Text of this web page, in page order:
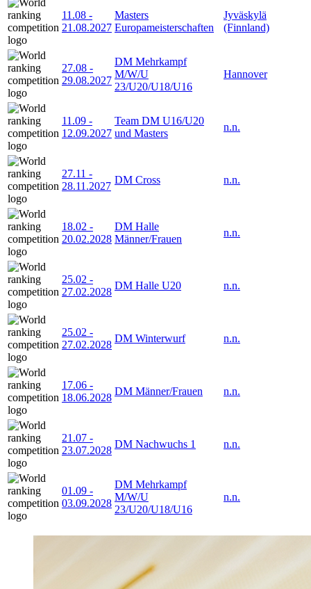
11.08 -
21.08.2027
Masters
Europameisterschaften
Jyväskylä
(Finnland)
27.08 -
29.08.2027
DM Mehrkampf
M/W/U
23/U20/U18/U16
Hannover
11.09 -
12.09.2027
Team DM U16/U20
und Masters
n.n.
27.11 -
28.11.2027
DM Cross n.n.
18.02 -
20.02.2028
DM Halle
Männer/Frauen
n.n.
25.02 -
27.02.2028
DM Halle U20 n.n.
25.02 -
27.02.2028
DM Winterwurf n.n.
17.06 -
18.06.2028
DM Männer/Frauen n.n.
21.07 -
23.07.2028
DM Nachwuchs 1 n.n.
01.09 -
03.09.2028
DM Mehrkampf
M/W/U
23/U20/U18/U16
n.n.